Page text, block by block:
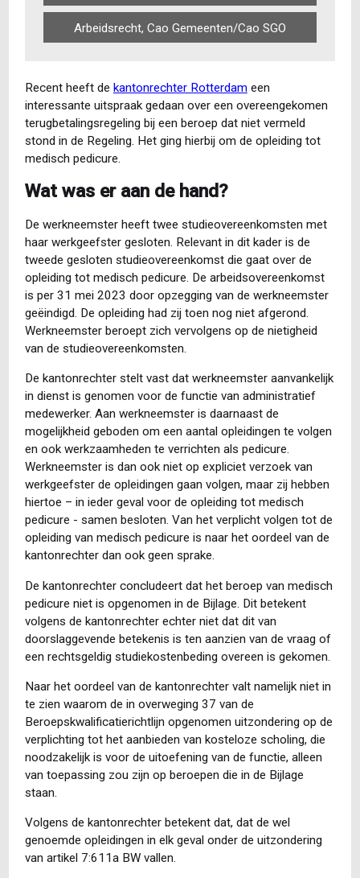
Arbeidsrecht, Cao Gemeenten/Cao SGO
Recent heeft de kantonrechter Rotterdameen
interessante uitspraak gedaan over een overeengekomen
terugbetalingsregeling bij een beroep dat niet vermeld
stond in de Regeling. Het ging hierbij om de opleiding tot
medisch pedicure.
Wat was er aan de hand?
De werkneemster heeft twee studieovereenkomsten met
haar werkgeefster gesloten. Relevant in dit kader is de
tweede gesloten studieovereenkomst die gaat over de
opleiding tot medisch pedicure. De arbeidsovereenkomst
is per 31 mei 2023 door opzegging van de werkneemster
geëindigd. De opleiding had zij toen nog niet afgerond.
Werkneemster beroept zich vervolgens op de nietigheid
van de studieovereenkomsten.
De kantonrechter stelt vast dat werkneemster aanvankelijk
in dienst is genomen voor de functie van administratief
medewerker. Aan werkneemster is daarnaast de
mogelijkheid geboden om een aantal opleidingen te volgen
en ook werkzaamheden te verrichten als pedicure.
Werkneemster is dan ook niet op expliciet verzoek van
werkgeefster de opleidingen gaan volgen, maar zij hebben
hiertoe – in ieder geval voor de opleiding tot medisch
pedicure - samen besloten. Van het verplicht volgen tot de
opleiding van medisch pedicure is naar het oordeel van de
kantonrechter dan ook geen sprake.
De kantonrechter concludeert dat het beroep van medisch
pedicure niet is opgenomen in de Bijlage. Dit betekent
volgens de kantonrechter echter niet dat dit van
doorslaggevende betekenis is ten aanzien van de vraag of
een rechtsgeldig studiekostenbeding overeen is gekomen.
Naar het oordeel van de kantonrechter valt namelijk niet in
te zien waarom de in overweging 37 van de
Beroepskwalificatierichtlijn opgenomen uitzondering op de
verplichting tot het aanbieden van kosteloze scholing, die
noodzakelijk is voor de uitoefening van de functie, alleen
van toepassing zou zijn op beroepen die in de Bijlage
staan.
Volgens de kantonrechter betekent dat, dat de wel
genoemde opleidingen in elk geval onder de uitzondering
van artikel 7:611a BW vallen.